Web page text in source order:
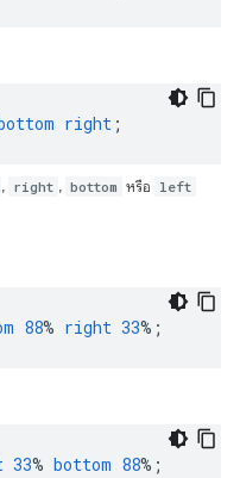
right ;
, right , bottom หรือ left
88% right 33%;
33% bottom 88%;